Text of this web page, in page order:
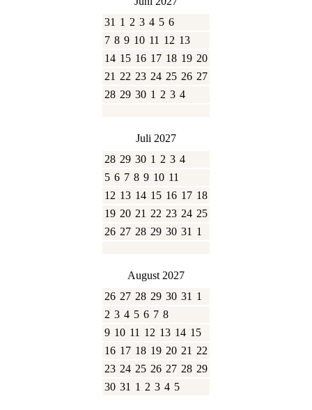
31 1 2 3 4 5 6
7 8 9 10 11 12 13
14 15 16 17 18 19 20
21 22 23 24 25 26 27
28 29 30 1 2 3 4
Juli 2027
28 29 30 1 2 3 4
5 6 7 8 9 10 11
12 13 14 15 16 17 18
19 20 21 22 23 24 25
26 27 28 29 30 31 1
August 2027
26 27 28 29 30 31 1
2 3 4 5 6 7 8
9 10 11 12 13 14 15
16 17 18 19 20 21 22
23 24 25 26 27 28 29
30 31 1 2 3 4 5